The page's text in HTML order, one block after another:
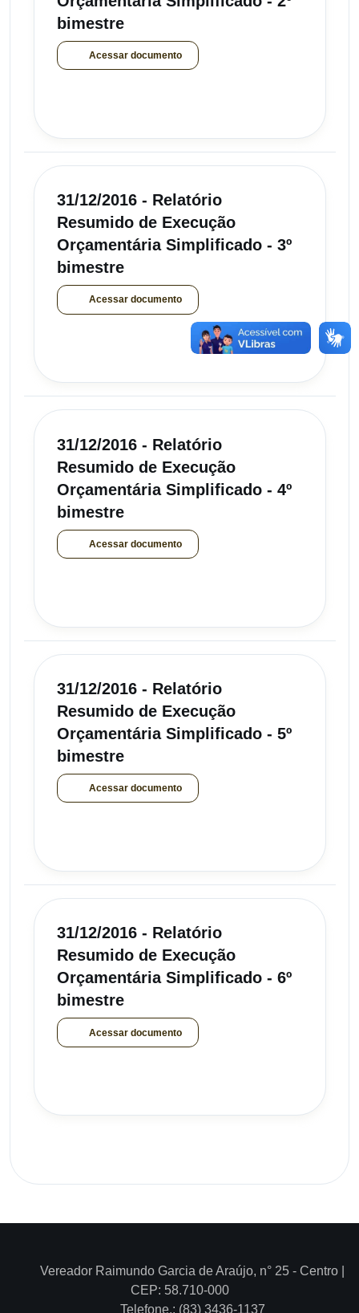
bimestre
Acessar documento
31/12/2016 - Relatório
Resumido de Execução
Orçamentária Simplificado - 3º
bimestre
Acessar documento
31/12/2016 - Relatório
Resumido de Execução
Orçamentária Simplificado - 4º
bimestre
Acessar documento
31/12/2016 - Relatório
Resumido de Execução
Orçamentária Simplificado - 5º
bimestre
Acessar documento
31/12/2016 - Relatório
Resumido de Execução
Orçamentária Simplificado - 6º
bimestre
Acessar documento
Vereador Raimundo Garcia de Araújo, n° 25 - Centro |
CEP: 58.710-000
Telefone.: (83) 3436-1137